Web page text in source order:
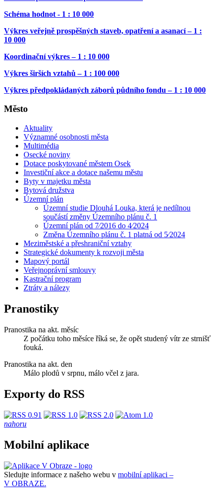
Schéma hodnot - 1 : 10 000
Výkres veřejně prospěšných staveb, opatření a asanací – 1 :
10 000
Koordinační výkres – 1 : 10 000
Výkres širších vztahů – 1 : 100 000
Výkres předpokládaných záborů půdního fondu – 1 : 10 000
Město
Aktuality
Významné osobnosti města
Multimédia
Osecké noviny
Dotace poskytované městem Osek
Investiční akce a dotace našemu městu
Byty v majetku města
Bytová družstva
Územní plán
Územní studie Dlouhá Louka, která je nedílnou
součástí změny Územního plánu č. 1
Územní plán od 7⁄2016 do 4⁄2024
Změna Územního plánu č. 1 platná od 5⁄2024
Meziměstské a přeshraniční vztahy
Strategické dokumenty k rozvoji města
Mapový portál
Veřejnoprávní smlouvy
Kastrační program
Ztráty a nálezy
Pranostiky
Pranostika na akt. měsíc
Z počátku toho měsíce říká se, že opět studený vítr ze strnišť
fouká.
Pranostika na akt. den
Málo plodů v srpnu, málo včel z jara.
Exporty do RSS
nahoru
Mobilní aplikace
Sledujte informace z našeho webu v mobilní aplikaci –
V OBRAZE.